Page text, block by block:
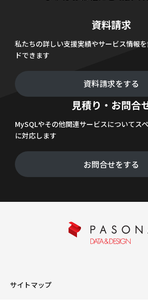
資料請求
私たちの詳しい支援実績やサービス情報
ドできます
資料請求をする
見積り・お問合
MySQLやその他関連サービスについてス
に対応します
お問合せをする
サイトマップ